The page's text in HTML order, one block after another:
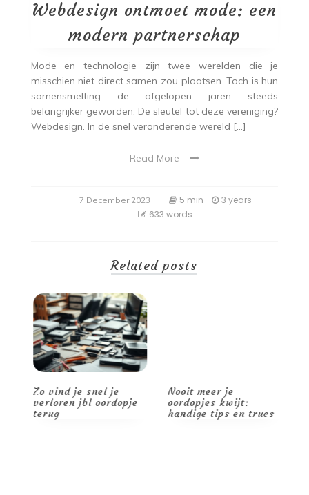
Webdesign ontmoet mode: een
modern partnerschap
Mode en technologie zijn twee werelden die je
misschien niet direct samen zou plaatsen. Toch is hun
samensmelting de afgelopen jaren steeds
belangrijker geworden. De sleutel tot deze vereniging?
Webdesign. In de snel veranderende wereld […]
Read More
7 December 2023 5 min
3 years
633 words
Related posts
Zo vind je snel je
verloren jbl oordopje
terug
Nooit meer je
oordopjes kwijt:
handige tips en trucs